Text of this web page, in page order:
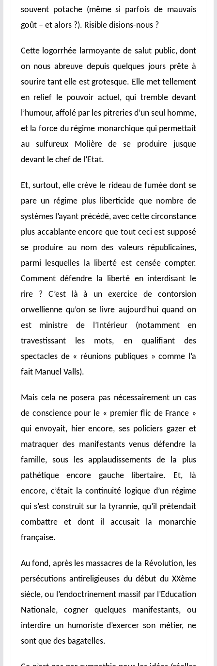
souvent potache (même si parfois de mauvais
goût – et alors ?). Risible disions-nous ?
Cette logorrhée larmoyante de salut public, dont
on nous abreuve depuis quelques jours prête à
sourire tant elle est grotesque. Elle met tellement
en relief le pouvoir actuel, qui tremble devant
l’humour, affolé par les pitreries d’un seul homme,
et la force du régime monarchique qui permettait
au sulfureux Molière de se produire jusque
devant le chef de l’Etat.
Et, surtout, elle crève le rideau de fumée dont se
pare un régime plus liberticide que nombre de
systèmes l’ayant précédé, avec cette circonstance
plus accablante encore que tout ceci est supposé
se produire au nom des valeurs républicaines,
parmi lesquelles la liberté est censée compter.
Comment défendre la liberté en interdisant le
rire ? C’est là à un exercice de contorsion
orwellienne qu’on se livre aujourd’hui quand on
est ministre de l’Intérieur (notamment en
travestissant les mots, en qualifiant des
spectacles de « réunions publiques » comme l’a
fait Manuel Valls).
Mais cela ne posera pas nécessairement un cas
de conscience pour le « premier flic de France »
qui envoyait, hier encore, ses policiers gazer et
matraquer des manifestants venus défendre la
famille, sous les applaudissements de la plus
pathétique encore gauche libertaire. Et, là
encore, c’était la continuité logique d’un régime
qui s’est construit sur la tyrannie, qu’il prétendait
combattre et dont il accusait la monarchie
française.
Au fond, après les massacres de la Révolution, les
persécutions antireligieuses du début du XXème
siècle, ou l’endoctrinement massif par l’Education
Nationale, cogner quelques manifestants, ou
interdire un humoriste d’exercer son métier, ne
sont que des bagatelles.